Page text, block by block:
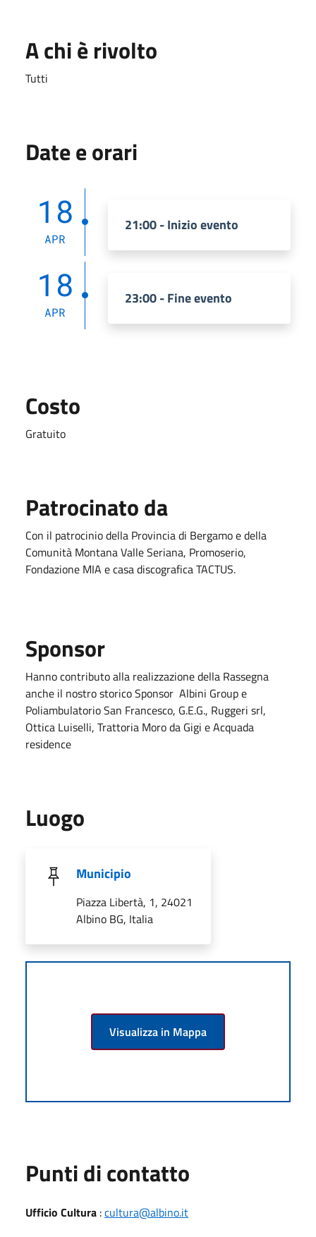
A chi è rivolto
Tutti
Date e orari
18
APR
21:00 - Inizio evento
18
APR
23:00 - Fine evento
Costo
Gratuito
Patrocinato da
Con il patrocinio della Provincia di Bergamo e della
Comunità Montana Valle Seriana, Promoserio,
Fondazione MIA e casa discografica TACTUS.
Sponsor
Hanno contributo alla realizzazione della Rassegna
anche il nostro storico Sponsor Albini Group e
Poliambulatorio San Francesco, G.E.G., Ruggeri srl,
Ottica Luiselli, Trattoria Moro da Gigi e Acquada
residence
Luogo
Municipio
Piazza Libertà, 1, 24021
Albino BG, Italia
Visualizza in Mappa
Punti di contatto
Ufficio Cultura :cultura@albino.it